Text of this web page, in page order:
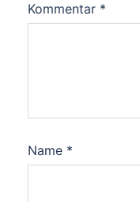
Kommentar *
Name *